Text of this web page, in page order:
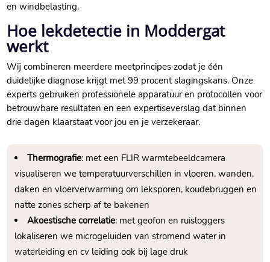
en windbelasting.
Hoe lekdetectie in Moddergat
werkt
Wij combineren meerdere meetprincipes zodat je één
duidelijke diagnose krijgt met 99 procent slagingskans. Onze
experts gebruiken professionele apparatuur en protocollen voor
betrouwbare resultaten en een expertiseverslag dat binnen
drie dagen klaarstaat voor jou en je verzekeraar.
Thermografie: met een FLIR warmtebeeldcamera
visualiseren we temperatuurverschillen in vloeren, wanden,
daken en vloerverwarming om leksporen, koudebruggen en
natte zones scherp af te bakenen
Akoestische correlatie: met geofon en ruisloggers
lokaliseren we microgeluiden van stromend water in
waterleiding en cv leiding ook bij lage druk